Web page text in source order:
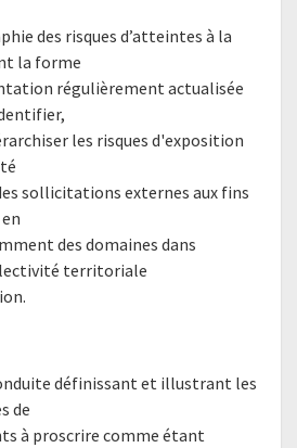
des risques d’atteintes à la
la forme
régulièrement actualisée
les risques d'exposition
sollicitations externes aux fins
des domaines dans
territoriale
définissant et illustrant les
de
à proscrire comme étant